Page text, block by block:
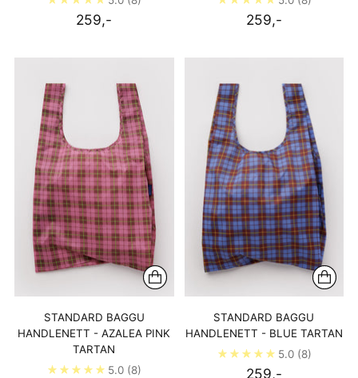
259,- 259,-
STANDARD BAGGU
HANDLENETT - AZALEA PINK
TARTAN
5.0 (8)
STANDARD BAGGU
HANDLENETT - BLUE TARTAN
5.0 (8)
259,-